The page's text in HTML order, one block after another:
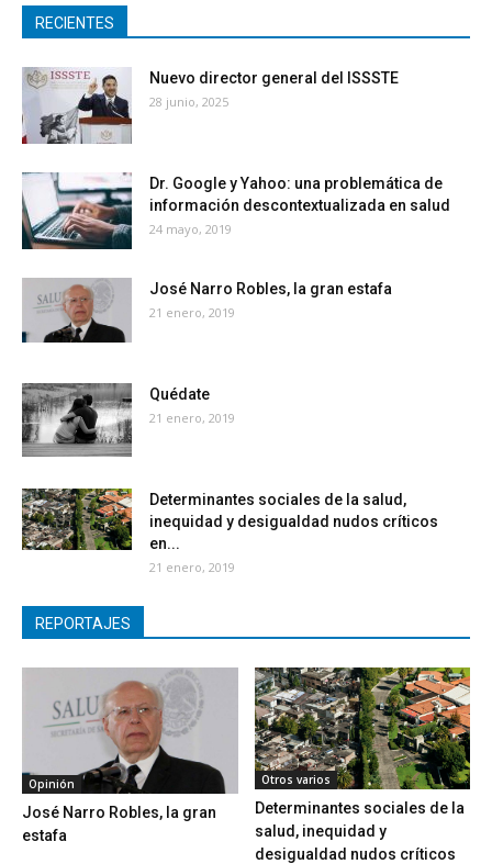
RECIENTES
Nuevo director general del ISSSTE
28 junio, 2025
Dr. Google y Yahoo: una problemática de
información descontextualizada en salud
24 mayo, 2019
José Narro Robles, la gran estafa
21 enero, 2019
Quédate
21 enero, 2019
Determinantes sociales de la salud,
inequidad y desigualdad nudos críticos
en...
21 enero, 2019
REPORTAJES
Opinión
José Narro Robles, la gran
estafa
Otros varios
Determinantes sociales de la
salud, inequidad y
desigualdad nudos críticos